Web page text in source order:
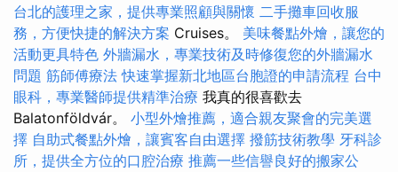
台北的護理之家，提供專業照顧與關懷 二手攤車回收服
務，方便快捷的解決方案 Cruises。 美味餐點外燴，讓您的
活動更具特色 外牆漏水，專業技術及時修復您的外牆漏水
問題 筋師傅療法 快速掌握新北地區台胞證的申請流程 台中
眼科，專業醫師提供精準治療 我真的很喜歡去
Balatonföldvár。 小型外燴推薦，適合親友聚會的完美選
擇 自助式餐點外燴，讓賓客自由選擇 撥筋技術教學 牙科診
所，提供全方位的口腔治療 推薦一些信譽良好的搬家公